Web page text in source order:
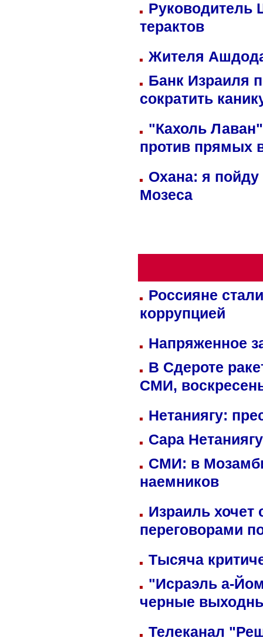
Руководитель
терактов
Жителя
Банк Израиля
сократить
"Кахоль
против прямых
Охана: я пойду
Мозеса
Россияне
коррупцией
Напряженное
В Сдероте
СМИ,
Нетаниягу:
Сара
СМИ: в
наемников
Израиль хочет
переговорами
Тысяча
"Исраэль а-
черные
Телеканал